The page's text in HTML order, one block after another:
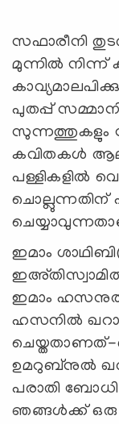
സഫാരീനി
മുന്നില്‍
പുതപ്പ്
സുന്നത്തുകളും
കവിതകള്‍
പള്ളികളില്‍
ചൊല്ലുന്നതിന്
ഇമാം
ഇമാം
ഹസനില്‍
ഉമറുബ്‌നുല്‍
പരാതി
ഞങ്ങള്‍ക്ക് ഒരു